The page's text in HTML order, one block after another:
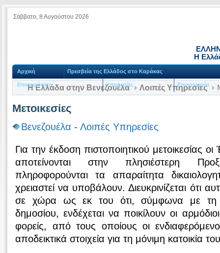
Σάββατο, 8 Αυγούστου 2026
Η
Αρχική Πρεσβεία της Ελλάδος στο Καράκας
Επικαιρότητα Υπηρεσίες Επικοινωνία
Η Ελλάδα στην Βενεζουέλα Λοιπές Υπηρεσίες
Μετοικεσίες
Βενεζουέλα - Λοιπές Υπηρεσίες
Για την έκδοση πιστοποιητικού μετοικεσίας
αποτείνονται στην πλησιέστερη
πληροφορούνται τα απαραίτητα
χρειαστεί να υποβάλουν. Διευκρινίζεται ότι
σε χώρα ως εκ του ότι, σύμφωνα με τη
δημοσίου, ενδέχεται να ποικίλουν οι
φορείς, από τους οποίους οι
αποδεικτικά στοιχεία για τη μόνιμη κατοικία